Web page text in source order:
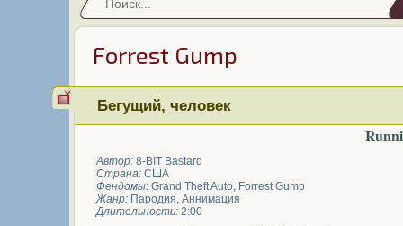
Forrest Gump
Бегущий, человек
Автор: 8-BIT Bastard
Страна: США
Фендомы: Grand Theft Auto, Forrest Gump
Жанр: Пародия, Аннимация
Длительность: 2:00